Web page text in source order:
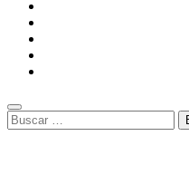
Buscar: